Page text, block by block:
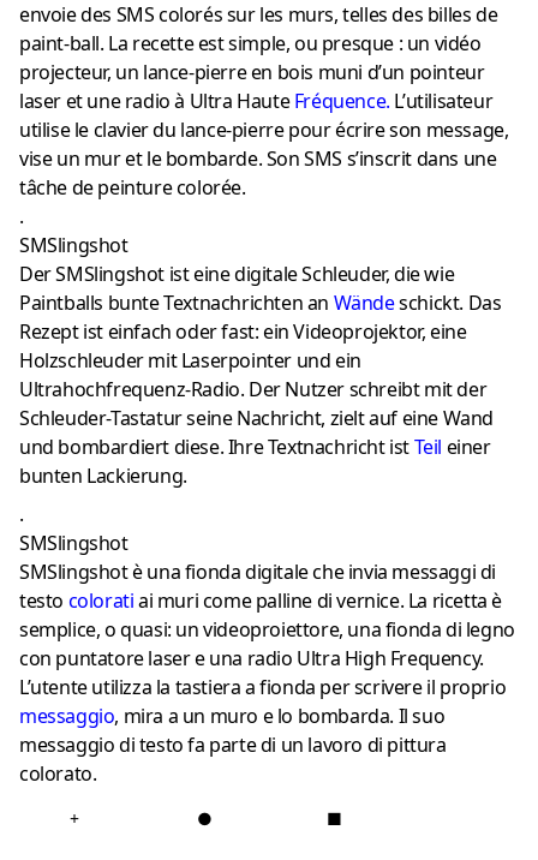
envoie des SMS colorés sur les murs, telles des billes de
paint-ball. La recette est simple, ou presque : un vidéo
projecteur, un lance-pierre en bois muni d’un pointeur
laser et une radio à Ultra HauteFréquence. L’utilisateur
utilise le clavier du lance-pierre pour écrire son message,
vise un mur et le bombarde. Son SMS s’inscrit dans une
tâche de peinture colorée.
.
SMSlingshot
Der SMSlingshot ist eine digitale Schleuder, die wie
Paintballs bunte Textnachrichten an Wändeschickt. Das
Rezept ist einfach oder fast: ein Videoprojektor, eine
Holzschleuder mit Laserpointer und ein
Ultrahochfrequenz-Radio. Der Nutzer schreibt mit der
Schleuder-Tastatur seine Nachricht, zielt auf eine Wand
und bombardiert diese. Ihre Textnachricht istTeil einer
bunten Lackierung.
.
SMSlingshot
SMSlingshot è una fionda digitale che invia messaggi di
testo coloratiai muri come palline di vernice. La ricetta è
semplice, o quasi: un videoproiettore, una fionda di legno
con puntatore laser e una radio Ultra High Frequency.
L’utente utilizza la tastiera a fionda per scrivere il proprio
messaggio, mira a un muro e lo bombarda. Il suo
messaggio di testo fa parte di un lavoro di pittura
colorato.
+ ● ■